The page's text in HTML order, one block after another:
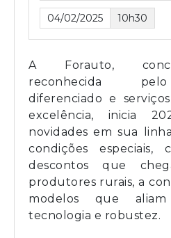
04/02/2025 10h30
A Forauto,
reconhecida
diferenciado e
excelência, inicia
novidades em sua
condições
descontos que
produtores rurais, a
modelos que aliam
tecnologia e robustez.